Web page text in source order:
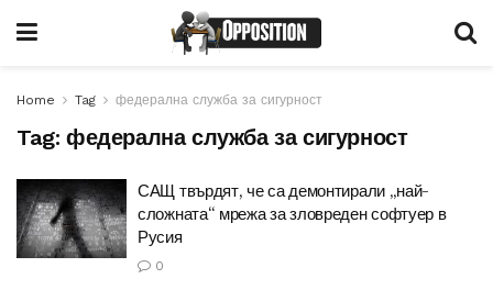
Home Tag федерална служба за сигурност
Tag: федерална служба за сигурност
САЩ твърдят, че са демонтирали „най-
сложната“ мрежа за зловреден софтуер в
Русия
0